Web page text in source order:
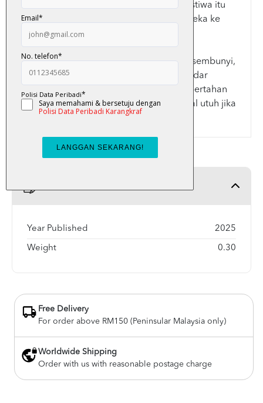
memburu dengan niat membunuh. Peristiwa itu
menjadi ancaman, menjerumuskan mereka ke
dalam kancah yang tidak diduga.
Di tengah ancaman dan rahsia yang tersembunyi,
mereka belajar bahawa cinta tidak sekadar
bahagia, tetapi juga keberanian untuk bertahan
hidup. Namun, mampukah cinta itu kekal utuh jika
bayangan maut terus mengekori?
Year Published 2025
Weight 0.30
Free Delivery
For order above RM150 (Peninsular Malaysia only)
Worldwide Shipping
Order with us with reasonable postage charge